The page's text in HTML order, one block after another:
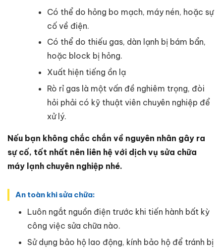
Có thể do hỏng bo mạch, máy nén, hoặc sự
cố về điện.
Có thể do thiếu gas, dàn lạnh bị bám bẩn,
hoặc block bị hỏng.
Xuất hiện tiếng ồn lạ
Rò rỉ gas là một vấn đề nghiêm trọng, đòi
hỏi phải có kỹ thuật viên chuyên nghiệp để
xử lý.
Nếu bạn không chắc chắn về nguyên nhân gây ra
sự cố, tốt nhất nên liên hệ với dịch vụ sửa chữa
máy lạnh chuyên nghiệp nhé.
An toàn khi sửa chữa:
Luôn ngắt nguồn điện trước khi tiến hành bất kỳ
công việc sửa chữa nào.
Sử dụng bảo hộ lao động, kính bảo hộ để tránh bị